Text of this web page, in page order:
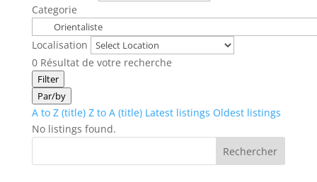
Categorie
Localisation
0Résultat de votre recherche
Filter
Par/by
A to Z (title) Z to A (title) Latest listings Oldest listings
No listings found.
Rechercher